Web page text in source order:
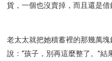
貨，一個也沒賣掉，而且還是借
老太太就把她積蓄裡的那幾萬
說：“孩子，別再這麼整了。”